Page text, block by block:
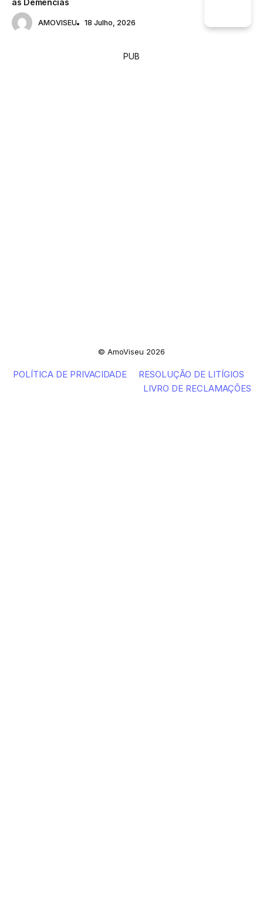
AMOVISEU 18 Julho, 2026
PUB
© AmoViseu 2026
POLÍTICA DE PRIVACIDADE
RESOLUÇÃO DE LITÍGIOS
LIVRO DE RECLAMAÇÕES